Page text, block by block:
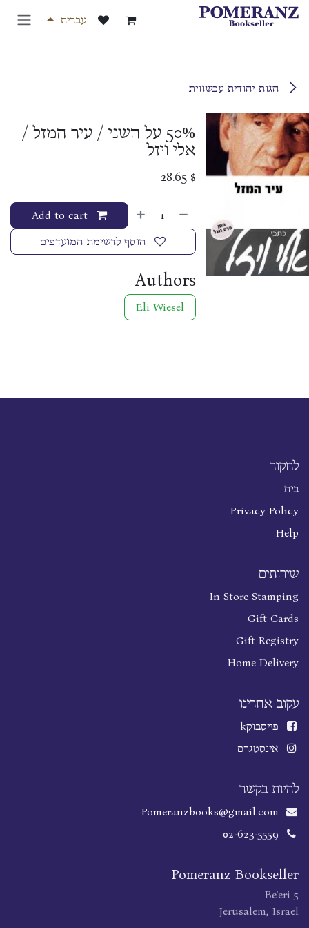
דלג לתוכן
עברית
הגות יהודית עכשווית
50% על השני / עיר המזל /
אלי ויזל
$
28.65
הוסף לרשימת המועדפים
Authors
Eli Wiesel
לחקור
בית
Privacy Policy
Help
שירותים
In Store Stamping
Gift Cards
Gift Registry
Home Delivery
עקוב אחרינו
פייסבוקk
אינסטגרם
להיות בקשר
Pomeranzbooks@gmail.com
02-623-5559
Pomeranz Bookseller
Be'eri 5
Jerusalem, Israel